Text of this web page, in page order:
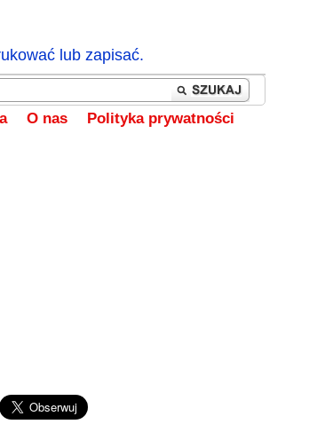
lub zapisać.
O nas Polityka prywatności